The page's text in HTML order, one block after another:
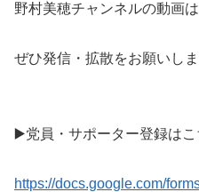
野村美穂チャンネルの動画
ぜひ発信・拡散をお願いし
▶️党員・サポーター登録はこ
https://docs.google.com/